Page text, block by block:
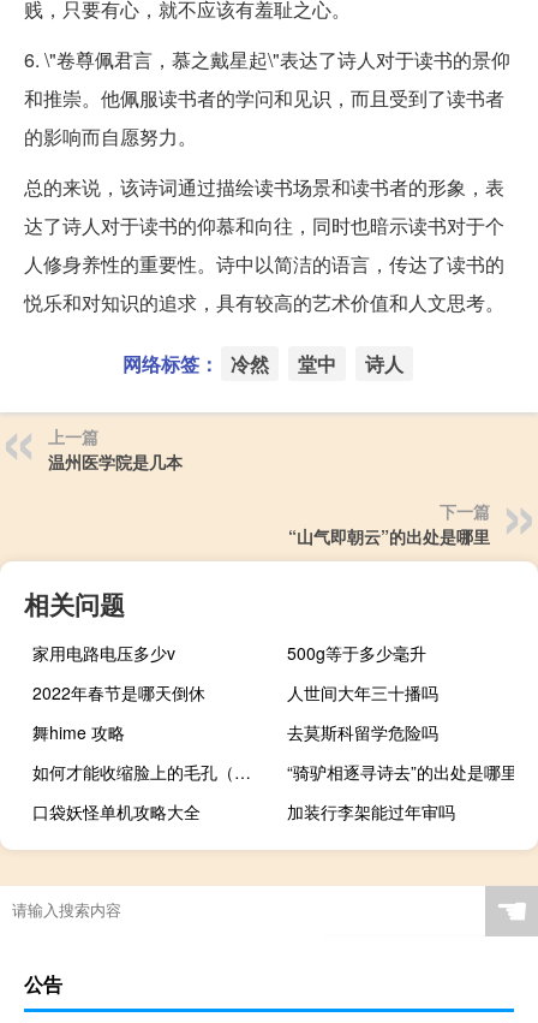
贱，只要有心，就不应该有羞耻之心。
6. \"卷尊佩君言，慕之戴星起\"表达了诗人对于读书的景仰
和推崇。他佩服读书者的学问和见识，而且受到了读书者
的影响而自愿努力。
总的来说，该诗词通过描绘读书场景和读书者的形象，表
达了诗人对于读书的仰慕和向往，同时也暗示读书对于个
人修身养性的重要性。诗中以简洁的语言，传达了读书的
悦乐和对知识的追求，具有较高的艺术价值和人文思考。
网络标签： 冷然 堂中 诗人
上一篇
温州医学院是几本
下一篇
“山气即朝云”的出处是哪里
相关问题
家用电路电压多少v
500g等于多少毫升
2022年春节是哪天倒休
人世间大年三十播吗
舞hime 攻略
去莫斯科留学危险吗
如何才能收缩脸上的毛孔（如何能收缩脸上的毛孔）
“骑驴相逐寻诗去”的出处是哪里
口袋妖怪单机攻略大全
加装行李架能过年审吗
☚
公告